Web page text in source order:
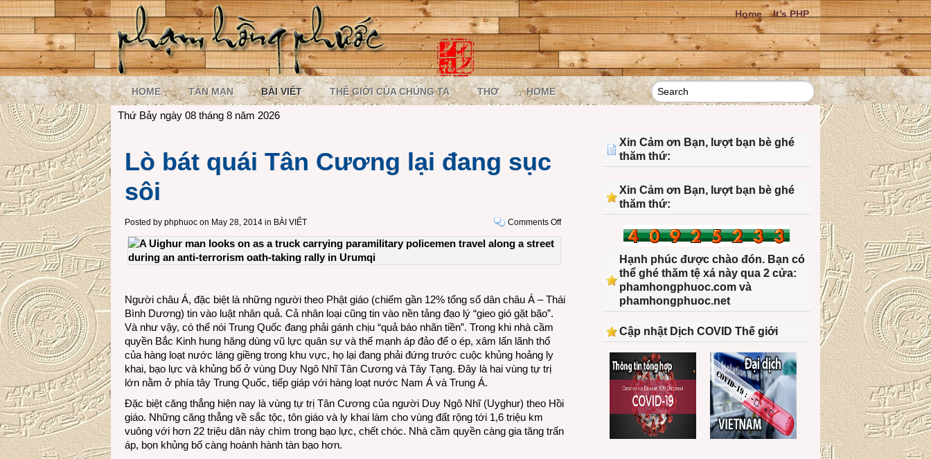
Home It’s PHP
HOME TẢN MẠN BÀI VIẾT THẾ GIỚI CỦA CHÚNG TA THƠ HOME
Thứ Bảy ngày 08 tháng 8 năm 2026
Lò bát quái Tân Cương lại đang sục
sôi
Posted by phphuoc on May 28, 2014 in BÀI VIẾT Comments Offon
Lò
quái
lại
Người châu Á, đặc biệt là những người theo Phật giáo (chiếm gần 12% tổng số dân châu Á – Thái
Bình Dương) tin vào luật nhân quả. Cả nhân loại cũng tin vào nền tảng đạo lý “gieo gió gặt bão”.
Và như vậy, có thể nói Trung Quốc đang phải gánh chịu “quả báo nhãn tiền”. Trong khi nhà cầm
quyền Bắc Kinh hung hăng dùng vũ lực quân sự và thế mạnh áp đảo để o ép, xâm lấn lãnh thổ
của hàng loạt nước láng giềng trong khu vực, họ lại đang phải đứng trước cuộc khủng hoảng ly
khai, bạo lực và khủng bố ở vùng Duy Ngô Nhĩ Tân Cương và Tây Tạng. Đây là hai vùng tự trị
lớn nằm ở phía tây Trung Quốc, tiếp giáp với hàng loạt nước Nam Á và Trung Á.
Đặc biệt căng thẳng hiện nay là vùng tự trị Tân Cương của người Duy Ngô Nhĩ (Uyghur) theo Hồi
giáo. Những căng thẳng về sắc tộc, tôn giáo và ly khai làm cho vùng đất rộng tới 1,6 triệu km
vuông với hơn 22 triệu dân này chìm trong bạo lực, chết chóc. Nhà cầm quyền càng gia tăng trấn
áp, bọn khủng bố càng hoành hành tàn bạo hơn.
Xin Cảm ơn Bạn, lượt bạn bè ghé
thăm thứ:
Xin Cảm ơn Bạn, lượt bạn bè ghé
thăm thứ:
Hạnh phúc được chào đón. Bạn có
thể ghé thăm tệ xá này qua 2 cửa:
phamhongphuoc.com và
phamhongphuoc.net
Cập nhật Dịch COVID Thế giới